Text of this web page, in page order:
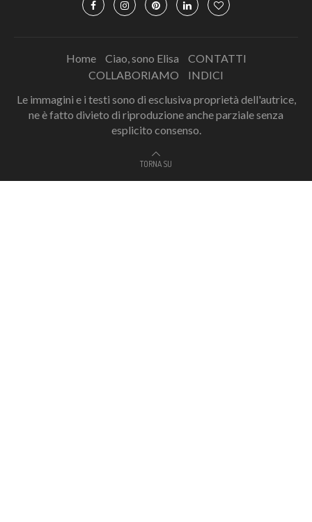
Home Ciao, sono Elisa
CONTATTI
COLLABORIAMO
INDICI
Le immagini e i testi sono di esclusiva proprietà dell'autrice,
ne è fatto divieto di riproduzione anche parziale senza
esplicito consenso.
TORNA SU